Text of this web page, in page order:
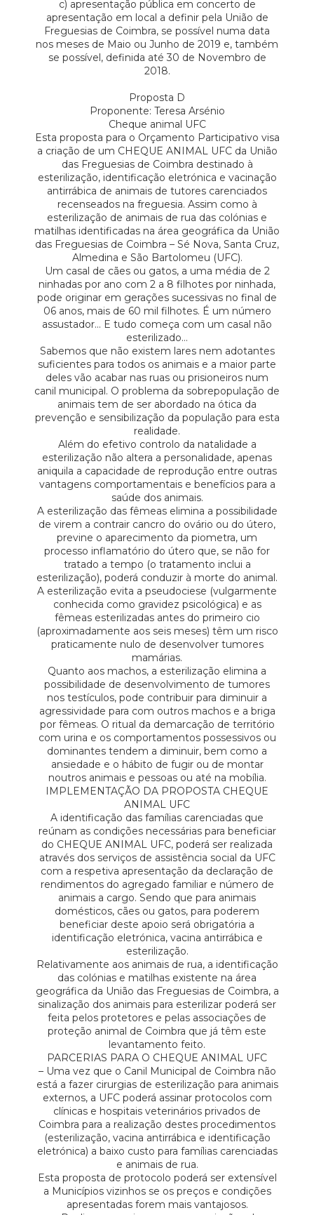
c) apresentação pública em concerto de
apresentação em local a definir pela União de
Freguesias de Coimbra, se possível numa data
nos meses de Maio ou Junho de 2019 e, também
se possível, definida até 30 de Novembro de
2018.
Proposta D
Proponente: Teresa Arsénio
Cheque animal UFC
Esta proposta para o Orçamento Participativo visa
a criação de um CHEQUE ANIMAL UFC da União
das Freguesias de Coimbra destinado à
esterilização, identificação eletrónica e vacinação
antirrábica de animais de tutores carenciados
recenseados na freguesia. Assim como à
esterilização de animais de rua das colónias e
matilhas identificadas na área geográfica da União
das Freguesias de Coimbra – Sé Nova, Santa Cruz,
Almedina e São Bartolomeu (UFC).
Um casal de cães ou gatos, a uma média de 2
ninhadas por ano com 2 a 8 filhotes por ninhada,
pode originar em gerações sucessivas no final de
06 anos, mais de 60 mil filhotes. É um número
assustador… E tudo começa com um casal não
esterilizado…
Sabemos que não existem lares nem adotantes
suficientes para todos os animais e a maior parte
deles vão acabar nas ruas ou prisioneiros num
canil municipal. O problema da sobrepopulação de
animais tem de ser abordado na ótica da
prevenção e sensibilização da população para esta
realidade.
Além do efetivo controlo da natalidade a
esterilização não altera a personalidade, apenas
aniquila a capacidade de reprodução entre outras
vantagens comportamentais e benefícios para a
saúde dos animais.
A esterilização das fêmeas elimina a possibilidade
de virem a contrair cancro do ovário ou do útero,
previne o aparecimento da piometra, um
processo inflamatório do útero que, se não for
tratado a tempo (o tratamento inclui a
esterilização), poderá conduzir à morte do animal.
A esterilização evita a pseudociese (vulgarmente
conhecida como gravidez psicológica) e as
fêmeas esterilizadas antes do primeiro cio
(aproximadamente aos seis meses) têm um risco
praticamente nulo de desenvolver tumores
mamárias.
Quanto aos machos, a esterilização elimina a
possibilidade de desenvolvimento de tumores
nos testículos, pode contribuir para diminuir a
agressividade para com outros machos e a briga
por fêmeas. O ritual da demarcação de território
com urina e os comportamentos possessivos ou
dominantes tendem a diminuir, bem como a
ansiedade e o hábito de fugir ou de montar
noutros animais e pessoas ou até na mobília.
IMPLEMENTAÇÃO DA PROPOSTA CHEQUE
ANIMAL UFC
A identificação das famílias carenciadas que
reúnam as condições necessárias para beneficiar
do CHEQUE ANIMAL UFC, poderá ser realizada
através dos serviços de assistência social da UFC
com a respetiva apresentação da declaração de
rendimentos do agregado familiar e número de
animais a cargo. Sendo que para animais
domésticos, cães ou gatos, para poderem
beneficiar deste apoio será obrigatória a
identificação eletrónica, vacina antirrábica e
esterilização.
Relativamente aos animais de rua, a identificação
das colónias e matilhas existente na área
geográfica da União das Freguesias de Coimbra, a
sinalização dos animais para esterilizar poderá ser
feita pelos protetores e pelas associações de
proteção animal de Coimbra que já têm este
levantamento feito.
PARCERIAS PARA O CHEQUE ANIMAL UFC
– Uma vez que o Canil Municipal de Coimbra não
está a fazer cirurgias de esterilização para animais
externos, a UFC poderá assinar protocolos com
clínicas e hospitais veterinários privados de
Coimbra para a realização destes procedimentos
(esterilização, vacina antirrábica e identificação
eletrónica) a baixo custo para famílias carenciadas
e animais de rua.
Esta proposta de protocolo poderá ser extensível
a Municípios vizinhos se os preços e condições
apresentadas forem mais vantajosos.